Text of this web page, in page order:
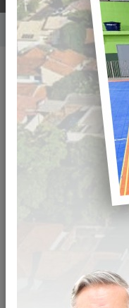
Home Notícias
Publicado em: 29/09/
Compartilhar